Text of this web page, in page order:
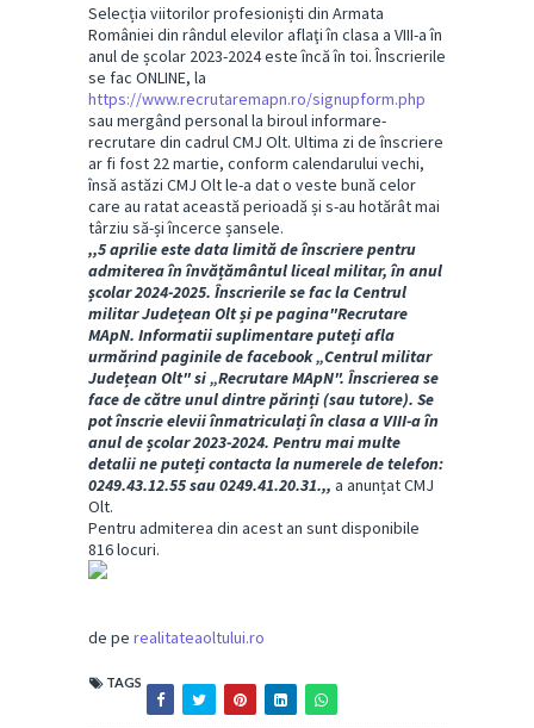
Selecția viitorilor profesioniști din Armata
României din rândul elevilor aflaţi în clasa a VIII-a în
anul de școlar 2023-2024 este încă în toi. Înscrierile
se fac ONLINE, la
https://www.recrutaremapn.ro/signupform.php
sau mergând personal la biroul informare-
recrutare din cadrul CMJ Olt. Ultima zi de înscriere
ar fi fost 22 martie, conform calendarului vechi,
însă astăzi CMJ Olt le-a dat o veste bună celor
care au ratat această perioadă și s-au hotărât mai
târziu să-și încerce șansele.
,,5 aprilieeste data limită de înscriere pentru
admiterea în învățământul liceal militar, în anul
școlar 2024-2025. Înscrierile se fac la Centrul
militar Județean Olt și pe pagina"Recrutare
MApN. Informatii suplimentare puteți afla
urmărind paginile de facebook „Centrul militar
Județean Olt" si „Recrutare MApN". Înscrierea se
face de către unul dintre părinți (sau tutore). Se
pot înscrie elevii înmatriculați în clasa a VIII-a în
anul de școlar 2023-2024. Pentru mai multe
detalii ne puteți contacta la numerele de telefon:
0249.43.12.55 sau 0249.41.20.31.,, a anunțat CMJ
Olt.
Pentru admiterea din acest an sunt disponibile
816 locuri.
de pe realitateaoltului.ro
TAGS